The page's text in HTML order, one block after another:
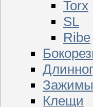
Torx
SL
Ribe
Зажимы
Клещи